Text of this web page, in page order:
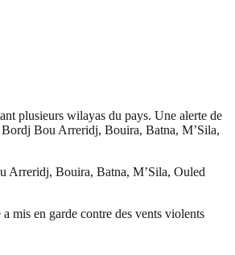
plusieurs wilayas du pays. Une alerte de
Bordj Bou Arreridj, Bouira, Batna, M’Sila,
Arreridj, Bouira, Batna, M’Sila, Ouled
mis en garde contre des vents violents